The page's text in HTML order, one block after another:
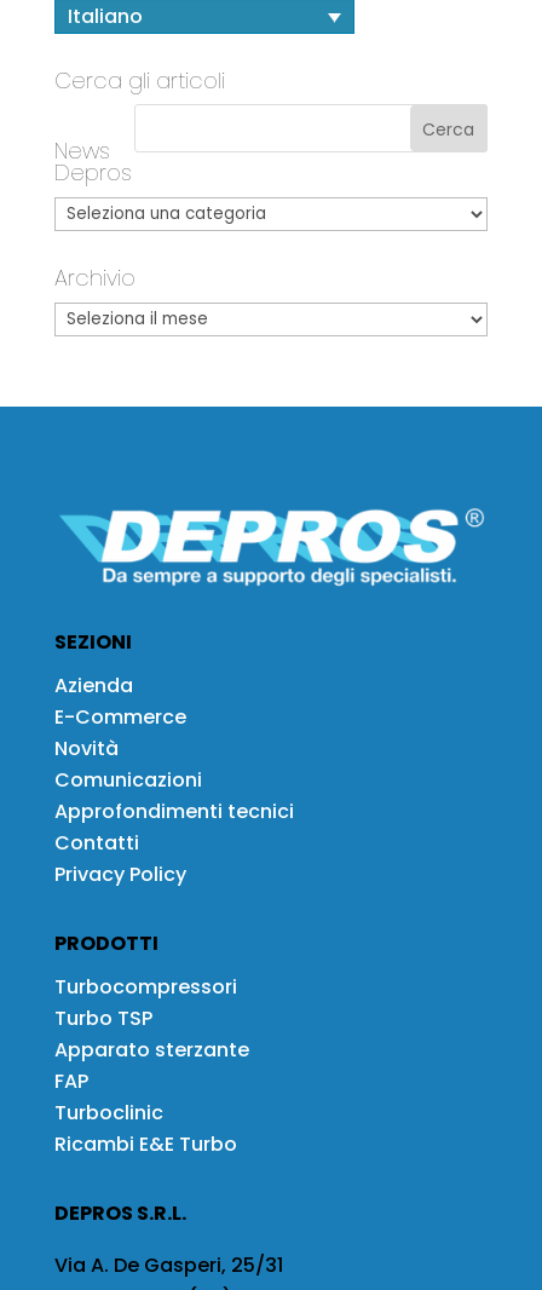
Italiano
Cerca gli articoli
News
Depros
Archivio
SEZIONI
Azienda
E-Commerce
Novità
Comunicazioni
Approfondimenti tecnici
Contatti
Privacy Policy
PRODOTTI
Turbocompressori
Turbo TSP
Apparato sterzante
FAP
Turboclinic
Ricambi E&E Turbo
DEPROS S.R.L.
Via A. De Gasperi, 25/31